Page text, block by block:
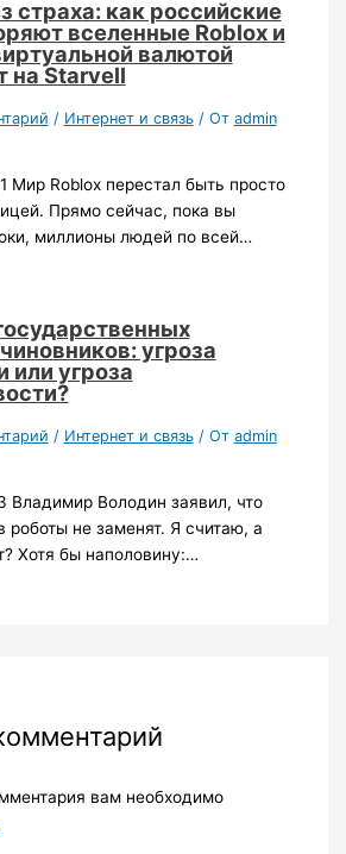
страха: как российские
вселенные Roblox и
валютой
на Starvell
/ Интернет и связь/ От admin
Мир Roblox перестал быть просто
Прямо сейчас, пока вы
миллионы людей по всей…
угроза
или угроза
/ Интернет и связь/ От admin
Владимир Володин заявил, что
роботы не заменят. Я считаю, а
Хотя бы наполовину:…
вам необходимо